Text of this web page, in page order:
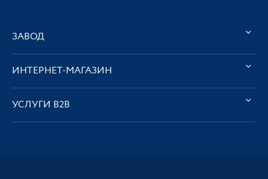
ЗАВОД
ИНТЕРНЕТ-МАГАЗИН
УСЛУГИ В2В